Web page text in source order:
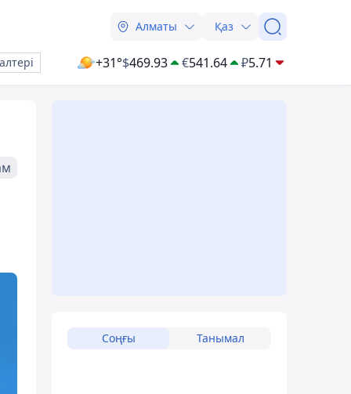
Алматы Қаз
+31°$469.93 €541.64 ₽5.71
Соңғы Танымал